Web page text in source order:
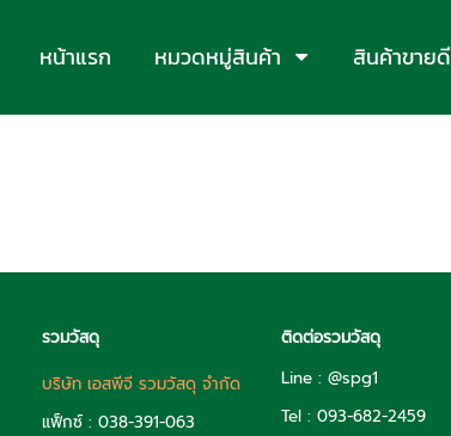
หน้าแรก หมวดหมู่สินค้า สินค้าขายดี
รวมวัสดุ ติดต่อรวมวัสดุ
บริษัท เอสพีจี รวมวัสดุ จำกัด
แฟ็กซ์ : 038-391-063
Line : @spg1
Tel : 093-682-2459